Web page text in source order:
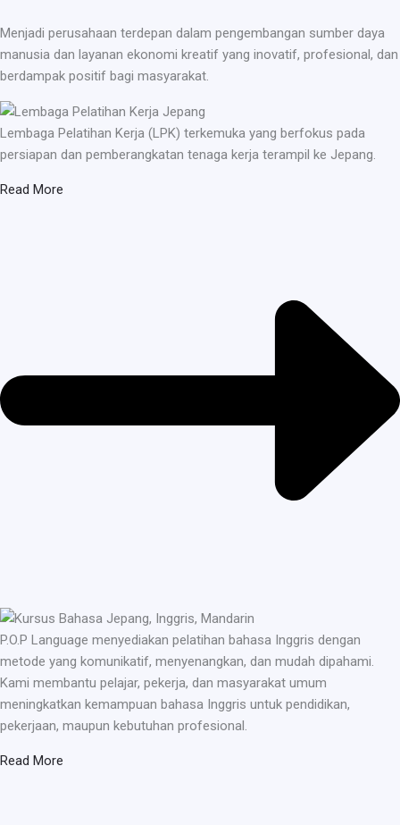
Menjadi perusahaan terdepan dalam pengembangan sumber daya
manusia dan layanan ekonomi kreatif yang inovatif, profesional, dan
berdampak positif bagi masyarakat.
Lembaga Pelatihan Kerja (LPK) terkemuka yang berfokus pada
persiapan dan pemberangkatan tenaga kerja terampil ke Jepang.
Read More
P.O.P Language menyediakan pelatihan bahasa Inggris dengan
metode yang komunikatif, menyenangkan, dan mudah dipahami.
Kami membantu pelajar, pekerja, dan masyarakat umum
meningkatkan kemampuan bahasa Inggris untuk pendidikan,
pekerjaan, maupun kebutuhan profesional.
Read More